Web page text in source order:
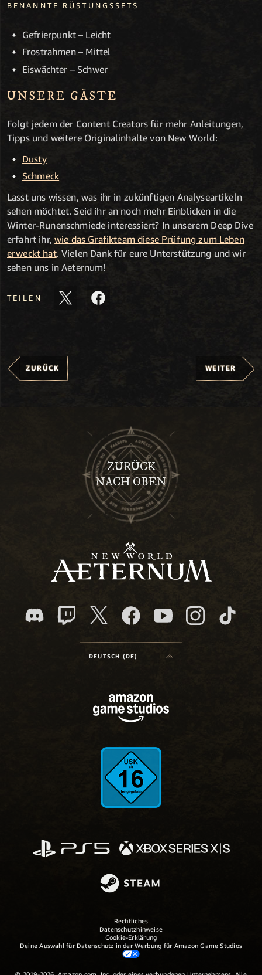
BENANNTE RÜSTUNGSSETS
Gefrierpunkt – Leicht
Frostrahmen – Mittel
Eiswächter – Schwer
UNSERE GÄSTE
Folgt jedem der Content Creators für mehr Anleitungen,
Tipps und weitere Originalinhalte von New World:
Dusty
Schmeck
Lasst uns wissen, was ihr in zukünftigen Analyseartikeln
sehen möchtet. Seid ihr an noch mehr Einblicken in die
Winter-Runenschmiede interessiert? In unserem Deep Dive
erfahrt ihr,wie das Grafikteam diese Prüfung zum Leben
erweckt hat. Vielen Dank für eure Unterstützung und wir
sehen uns in Aeternum!
TEILEN
ZURÜCK WEITER
ZURÜCK
NACH OBEN
DEUTSCH (DE)
Rechtliches
Datenschutzhinweise
Cookie-Erklärung
Deine Auswahl für Datenschutz in der Werbung für Amazon Game Studios